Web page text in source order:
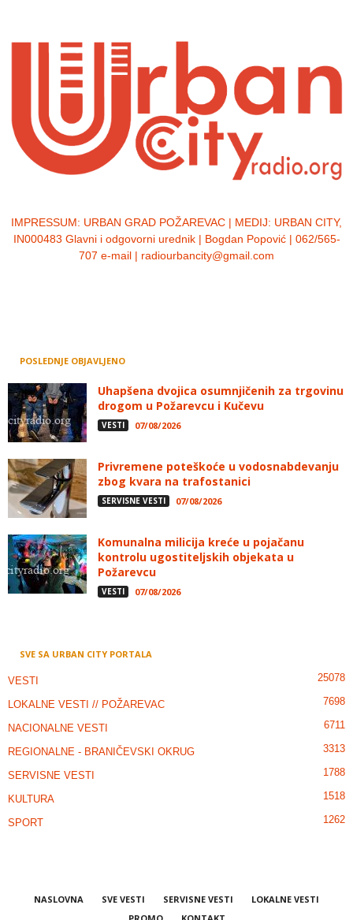
IMPRESSUM: URBAN GRAD POŽAREVAC | MEDIJ: URBAN CITY,
IN000483 Glavni i odgovorni urednik | Bogdan Popović | 062/565-
707 e-mail | radiourbancity@gmail.com
POSLEDNJE OBJAVLJENO
Uhapšena dvojica osumnjičenih za trgovinu
drogom u Požarevcu i Kučevu
VESTI 07/08/2026
Privremene poteškoće u vodosnabdevanju
zbog kvara na trafostanici
SERVISNE VESTI 07/08/2026
Komunalna milicija kreće u pojačanu
kontrolu ugostiteljskih objekata u
Požarevcu
VESTI 07/08/2026
SVE SA URBAN CITY PORTALA
VESTI 25078
LOKALNE VESTI // POŽAREVAC 7698
NACIONALNE VESTI 6711
REGIONALNE - BRANIČEVSKI OKRUG 3313
SERVISNE VESTI 1788
KULTURA 1518
SPORT 1262
NASLOVNA SVE VESTI SERVISNE VESTI
LOKALNE VESTI